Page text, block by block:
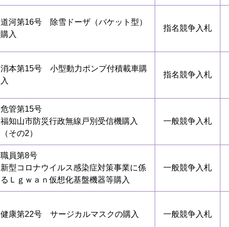
道河第16号 除雪ドーザ（バケット型）
購入
指名競争入札
消本第15号 小型動力ポンプ付積載車購
入
指名競争入札
危管第15号
福知山市防災行政無線戸別受信機購入
（その2）
一般競争入札
職員第8号
新型コロナウイルス感染症対策事業に係
るＬｇｗａｎ仮想化基盤機器等購入
一般競争入札
健康第22号 サージカルマスクの購入 一般競争入札